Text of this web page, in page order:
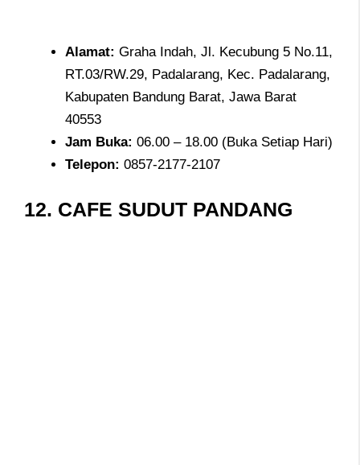
Alamat: Graha Indah, Jl. Kecubung 5 No.11,
RT.03/RW.29, Padalarang, Kec. Padalarang,
Kabupaten Bandung Barat, Jawa Barat
40553
Jam Buka: 06.00 – 18.00 (Buka Setiap Hari)
Telepon: 0857-2177-2107
12. CAFE SUDUT PANDANG